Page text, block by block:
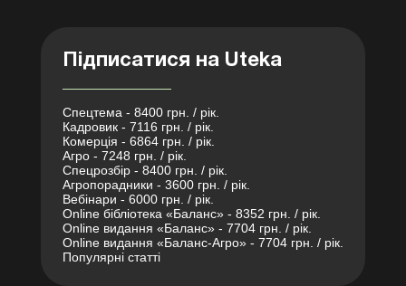
Підписатися на Uteka
Спецтема - 8400 грн. / рік.
Кадровик - 7116 грн. / рік.
Комерція - 6864 грн. / рік.
Агро - 7248 грн. / рік.
Спецрозбір - 8400 грн. / рік.
Агропорадники - 3600 грн. / рік.
Вебінари - 6000 грн. / рік.
Online бібліотека «Баланс» - 8352 грн. / рік.
Online видання «Баланс» - 7704 грн. / рік.
Online видання «Баланс-Агро» - 7704 грн. / рік.
Популярні статті